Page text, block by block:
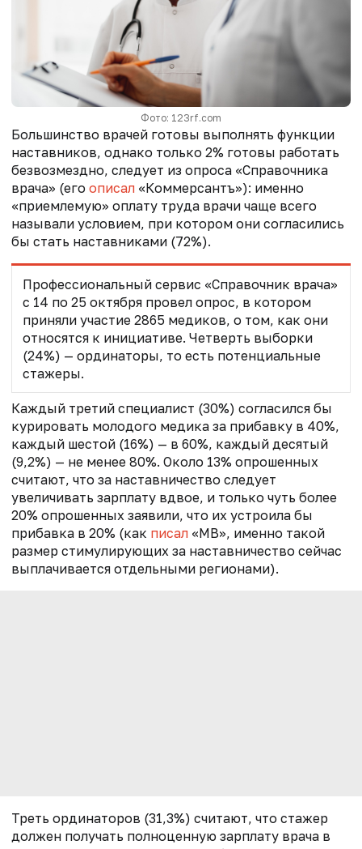
Фото: 123rf.com
Большинство врачей готовы выполнять функции
наставников, однако только 2% готовы работать
безвозмездно, следует из опроса «Справочника
врача» (его описал «Коммерсантъ»): именно
«приемлемую» оплату труда врачи чаще всего
называли условием, при котором они согласились
бы стать наставниками (72%).
Профессиональный сервис «Справочник врача»
с 14 по 25 октября провел опрос, в котором
приняли участие 2865 медиков, о том, как они
относятся к инициативе. Четверть выборки
(24%) — ординаторы, то есть потенциальные
стажеры.
Каждый третий специалист (30%) согласился бы
курировать молодого медика за прибавку в 40%,
каждый шестой (16%) — в 60%, каждый десятый
(9,2%) — не менее 80%. Около 13% опрошенных
считают, что за наставничество следует
увеличивать зарплату вдвое, и только чуть более
20% опрошенных заявили, что их устроила бы
прибавка в 20% (как писал «МВ», именно такой
размер стимулирующих за наставничество сейчас
выплачивается отдельными регионами).
Треть ординаторов (31,3%) считают, что стажер
должен получать полноценную зарплату врача в